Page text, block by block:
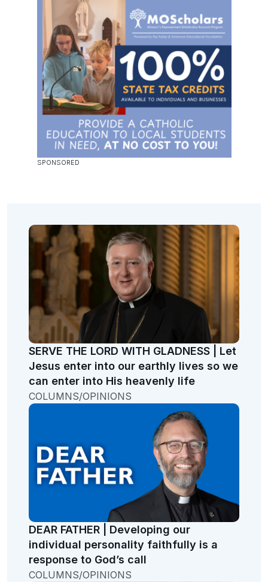
SERVE THE LORD WITH GLADNESS | Let
Jesus enter into our earthly lives so we
can enter into His heavenly life
COLUMNS/OPINIONS
DEAR FATHER | Developing our
individual personality faithfully is a
response to God’s call
COLUMNS/OPINIONS